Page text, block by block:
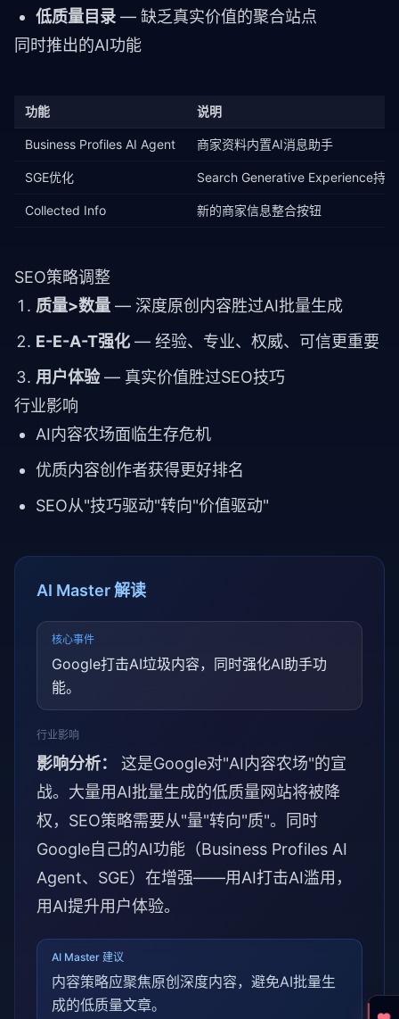
低质量目录 — 缺乏真实价值的聚合站点
同时推出的AI功能
功能 说明
Business Profiles AI Agent 商家资料内置AI消息助手
SGE优化 Search Generative Experience持
Collected Info 新的商家信息整合按钮
SEO策略调整
质量>数量 — 深度原创内容胜过AI批量生成
E-E-A-T强化 — 经验、专业、权威、可信更重要
用户体验— 真实价值胜过SEO技巧
行业影响
AI内容农场面临生存危机
优质内容创作者获得更好排名
SEO从"技巧驱动"转向"价值驱动"
AI Master 解读
核心事件
Google打击AI垃圾内容，同时强化AI助手功
能。
行业影响
影响分析：
这是Google对"AI内容农场"的宣
战。大量用AI批量生成的低质量网站将被降
权，SEO策略需要从"量"转向"质"。同时
Google自己的AI功能（Business Profiles AI
Agent、SGE）在增强——用AI打击AI滥用，
用AI提升用户体验。
AI Master 建议
内容策略应聚焦原创深度内容，避免AI批量生
成的低质量文章。